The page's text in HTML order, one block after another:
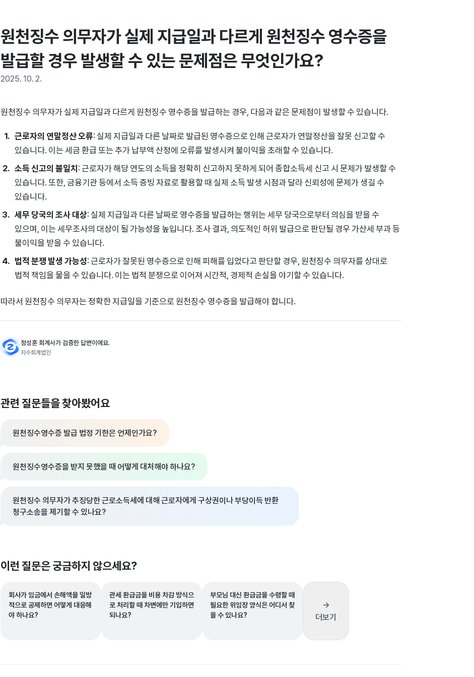
원천징수 의무자가 실제 지급일과 다르게 원천징수 영수증을
발급할 경우 발생할 수 있는 문제점은 무엇인가요?
2025. 10. 2.
원천징수 의무자가 실제 지급일과 다르게 원천징수 영수증을 발급하는 경우, 다음과 같은 문제점이 발생할 수 있습니다.
근로자의 연말정산 오류: 실제 지급일과 다른 날짜로 발급된 영수증으로 인해 근로자가 연말정산을 잘못 신고할 수
있습니다. 이는 세금 환급 또는 추가 납부액 산정에 오류를 발생시켜 불이익을 초래할 수 있습니다.
소득 신고의 불일치: 근로자가 해당 연도의 소득을 정확히 신고하지 못하게 되어 종합소득세 신고 시 문제가 발생할 수
있습니다. 또한, 금융기관 등에서 소득 증빙 자료로 활용할 때 실제 소득 발생 시점과 달라 신뢰성에 문제가 생길 수
있습니다.
세무 당국의 조사 대상: 실제 지급일과 다른 날짜로 영수증을 발급하는 행위는 세무 당국으로부터 의심을 받을 수
있으며, 이는 세무조사의 대상이 될 가능성을 높입니다. 조사 결과, 의도적인 허위 발급으로 판단될 경우 가산세 부과 등
불이익을 받을 수 있습니다.
법적 분쟁 발생 가능성: 근로자가 잘못된 영수증으로 인해 피해를 입었다고 판단할 경우, 원천징수 의무자를 상대로
법적 책임을 물을 수 있습니다. 이는 법적 분쟁으로 이어져 시간적, 경제적 손실을 야기할 수 있습니다.
따라서 원천징수 의무자는 정확한 지급일을 기준으로 원천징수 영수증을 발급해야 합니다.
정성훈 회계사가 검증한 답변이에요.
지수회계법인
관련 질문들을 찾아봤어요
원천징수영수증 발급 법정 기한은 언제인가요?
원천징수영수증을 받지 못했을 때 어떻게 대처해야 하나요?
원천징수 의무자가 추징당한 근로소득세에 대해 근로자에게 구상권이나 부당이득 반환
청구소송을 제기할 수 있나요?
이런 질문은 궁금하지 않으세요?
회사가 임금에서 손해액을 일방
적으로 공제하면 어떻게 대응해
야 하나요?
관세 환급금을 비용 차감 방식으
로 처리할 때 차변에만 기입하면
되나요?
부모님 대신 환급금을 수령할 때
필요한 위임장 양식은 어디서 찾
을 수 있나요?
→
더보기